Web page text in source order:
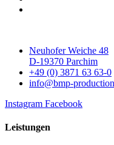
Neuhofer Weiche 48
D-19370 Parchim
+49 (0) 3871 63 63-0
info@bmp-
Instagram Facebook
Leistungen